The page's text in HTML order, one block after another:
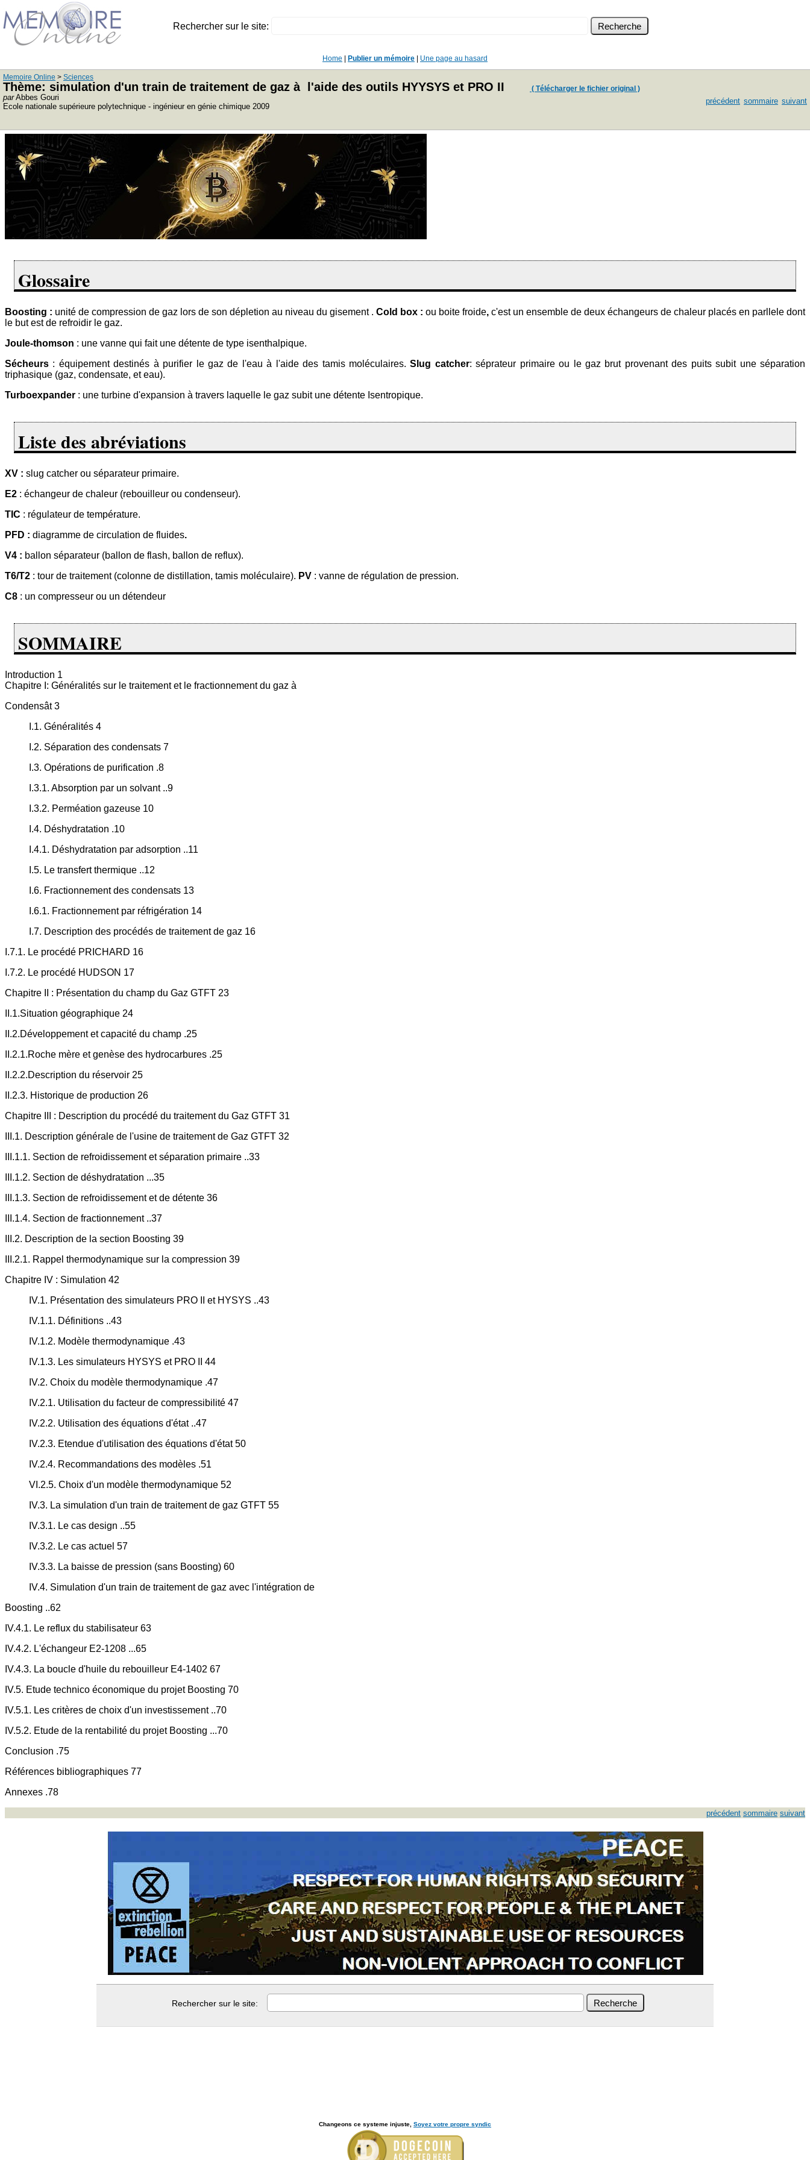
Rechercher sur le site:
Home Publier un mémoire Une page au hasard
Memoire Online > Sciences
Thème: simulation d'un train de traitement de gaz à l'aide des outils HYYSYS et PRO II ( Télécharger le fichier original )
parAbbes Gouri
Ecole nationale supérieure polytechnique - ingénieur en génie chimique 2009
précédent sommaire suivant
Glossaire
Boosting : unité de compression de gaz lors de son dépletion au niveau du gisement . Cold box : ou boite froide, c'est un ensemble de deux échangeurs de chaleur placés en parllele dont
le but est de refroidir le gaz.
Joule-thomson : une vanne qui fait une détente de type isenthalpique.
Sécheurs : équipement destinés à purifier le gaz de l'eau à l'aide des tamis moléculaires.Slug catcher: séprateur primaire ou le gaz brut provenant des puits subit une séparation
triphasique (gaz, condensate, et eau).
Turboexpander : une turbine d'expansion à travers laquelle le gaz subit une détente Isentropique.
Liste des abréviations
XV : slug catcher ou séparateur primaire.
E2 : échangeur de chaleur (rebouilleur ou condenseur).
TIC : régulateur de température.
PFD : diagramme de circulation de fluides.
V4 : ballon séparateur (ballon de flash, ballon de reflux).
T6/T2 : tour de traitement (colonne de distillation, tamis moléculaire). PV : vanne de régulation de pression.
C8 : un compresseur ou un détendeur
SOMMAIRE
Introduction 1
Chapitre I: Généralités sur le traitement et le fractionnement du gaz à
Condensât 3
I.1. Généralités 4
I.2. Séparation des condensats 7
I.3. Opérations de purification .8
I.3.1. Absorption par un solvant ..9
I.3.2. Perméation gazeuse 10
I.4. Déshydratation .10
I.4.1. Déshydratation par adsorption ..11
I.5. Le transfert thermique ..12
I.6. Fractionnement des condensats 13
I.6.1. Fractionnement par réfrigération 14
I.7. Description des procédés de traitement de gaz 16
I.7.1. Le procédé PRICHARD 16
I.7.2. Le procédé HUDSON 17
Chapitre II : Présentation du champ du Gaz GTFT 23
II.1.Situation géographique 24
II.2.Développement et capacité du champ .25
II.2.1.Roche mère et genèse des hydrocarbures .25
II.2.2.Description du réservoir 25
II.2.3. Historique de production 26
Chapitre III : Description du procédé du traitement du Gaz GTFT 31
III.1. Description générale de l'usine de traitement de Gaz GTFT 32
III.1.1. Section de refroidissement et séparation primaire ..33
III.1.2. Section de déshydratation ...35
III.1.3. Section de refroidissement et de détente 36
III.1.4. Section de fractionnement ..37
III.2. Description de la section Boosting 39
III.2.1. Rappel thermodynamique sur la compression 39
Chapitre IV : Simulation 42
IV.1. Présentation des simulateurs PRO II et HYSYS ..43
IV.1.1. Définitions ..43
IV.1.2. Modèle thermodynamique .43
IV.1.3. Les simulateurs HYSYS et PRO II 44
IV.2. Choix du modèle thermodynamique .47
IV.2.1. Utilisation du facteur de compressibilité 47
IV.2.2. Utilisation des équations d'état ..47
IV.2.3. Etendue d'utilisation des équations d'état 50
IV.2.4. Recommandations des modèles .51
VI.2.5. Choix d'un modèle thermodynamique 52
IV.3. La simulation d'un train de traitement de gaz GTFT 55
IV.3.1. Le cas design ..55
IV.3.2. Le cas actuel 57
IV.3.3. La baisse de pression (sans Boosting) 60
IV.4. Simulation d'un train de traitement de gaz avec l'intégration de
Boosting ..62
IV.4.1. Le reflux du stabilisateur 63
IV.4.2. L'échangeur E2-1208 ...65
IV.4.3. La boucle d'huile du rebouilleur E4-1402 67
IV.5. Etude technico économique du projet Boosting 70
IV.5.1. Les critères de choix d'un investissement ..70
IV.5.2. Etude de la rentabilité du projet Boosting ...70
Conclusion .75
Références bibliographiques 77
Annexes .78
précédent sommaire suivant
Rechercher sur le site:
Changeons ce systeme injuste, Soyez votre propre syndic